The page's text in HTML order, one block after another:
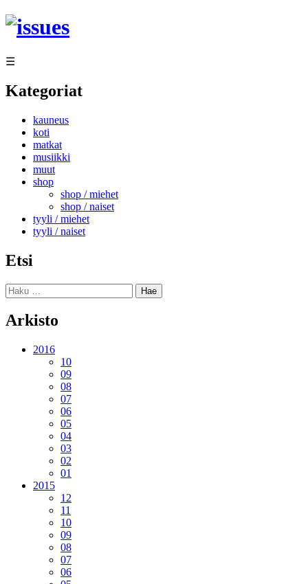
Siirry
sisältöön
☰
Kategoriat
kauneus
koti
matkat
musiikki
muut
shop
shop / miehet
shop / naiset
tyyli / miehet
tyyli / naiset
Etsi
Haku:
Arkisto
2016
10
09
08
07
06
05
04
03
02
01
2015
12
11
10
09
08
07
06